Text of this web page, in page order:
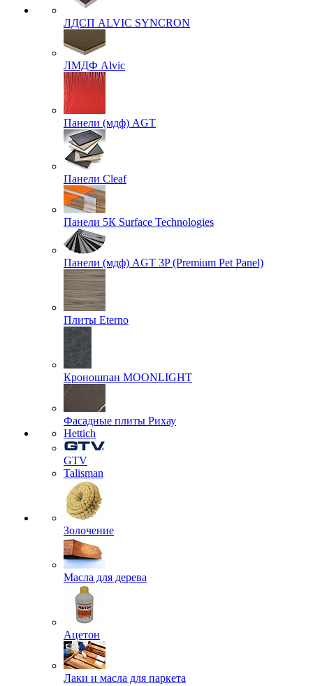
ЛДСП ALVIC SYNCRON
ЛМДФ Alvic
Панели (мдф) AGT
Панели Cleaf
Панели 5К Surface Technologies
Панели (мдф) AGT 3P (Premium Pet Panel)
Плиты Eterno
Кроношпан MOONLIGHT
Фасадные плиты Рихау
Hettich
GTV
Talisman
Золочение
Масла для дерева
Ацетон
Лаки и масла для паркета